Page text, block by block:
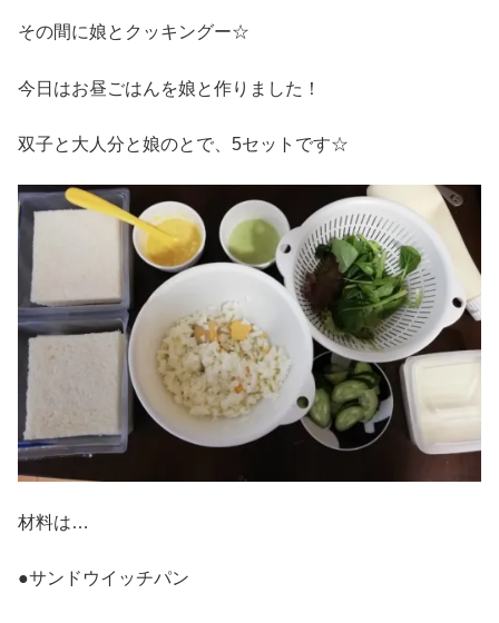
その間に娘とクッキングー☆
今日はお昼ごはんを娘と作りました！
双子と大人分と娘のとで、5セットです☆
材料は…
●サンドウイッチパン